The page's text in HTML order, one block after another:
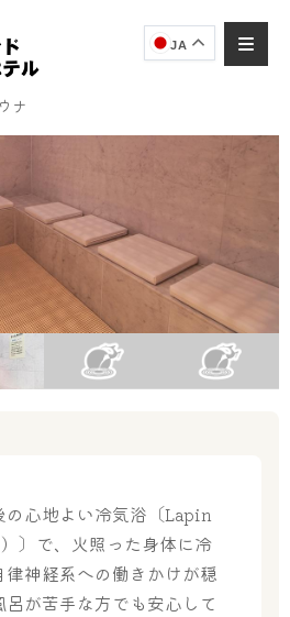
JA
ナ
の心地よい冷気浴〔Lapin
〕で、火照った身体に冷
神経系への働きかけが穏
が苦手な方でも安心して
ュ
AIコンシェルジュです。
します。